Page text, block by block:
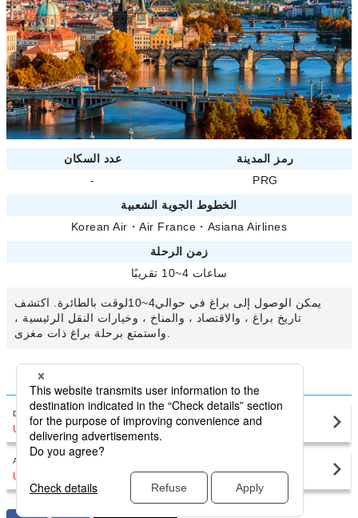
عدد السكان
رمز المدينة
-
PRG
الخطوط الجوية الشعبية
Korean Air ・Air France ・ Asiana Airlines
زمن الرحلة
ساعات 4~10 تقريبًا
يمكن الوصول إلى براغ في حوالي4~10لوقت بالطائرة. اكتشف
تاريخ براغ ، والاقتصاد ، والمناخ ، وخيارات النقل الرئيسية ،
Dubai
USD722
Abu Dhabi
USD737